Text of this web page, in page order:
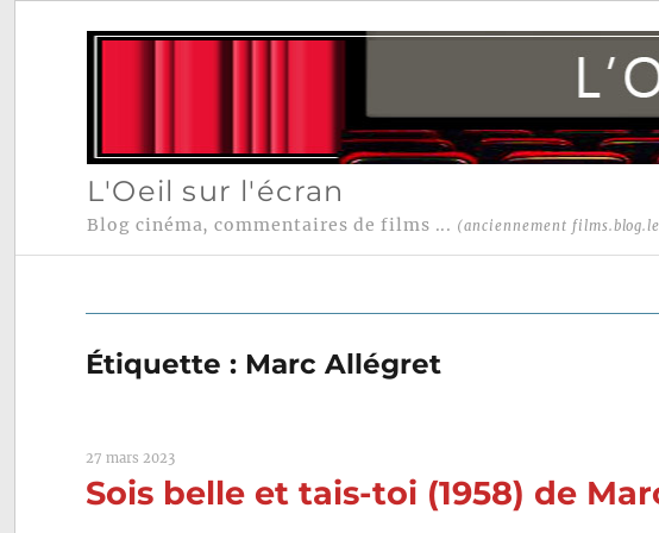
L'Oeil sur l'écran
Blog cinéma, commentaires de films ... (anciennement
Étiquette : Marc Allégret
27 mars 2023
Sois belle et tais-toi (1958) de